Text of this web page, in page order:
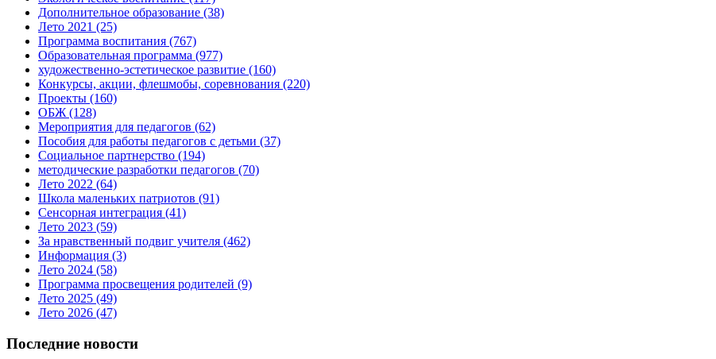
Дополнительное образование (38)
Лето 2021 (25)
Программа воспитания (767)
Образовательная программа (977)
художественно-эстетическое развитие (160)
Конкурсы, акции, флешмобы, соревнования (220)
Проекты (160)
ОБЖ (128)
Мероприятия для педагогов (62)
Пособия для работы педагогов с детьми (37)
Социальное партнерство (194)
методические разработки педагогов (70)
Лето 2022 (64)
Школа маленьких патриотов (91)
Сенсорная интеграция (41)
Лето 2023 (59)
За нравственный подвиг учителя (462)
Информация (3)
Лето 2024 (58)
Программа просвещения родителей (9)
Лето 2025 (49)
Лето 2026 (47)
Последние новости